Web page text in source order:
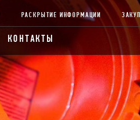
РАСКРЫТИЕ ИНФОРМАЦИИ
КОНТАКТЫ